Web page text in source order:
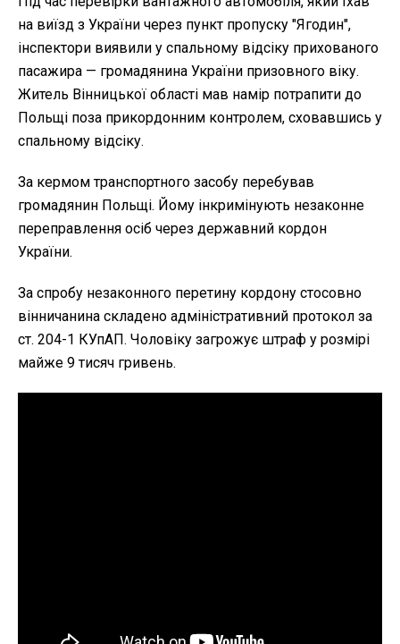
на виїзд з України через пункт пропуску "Ягодин",
інспектори виявили у спальному відсіку прихованого
пасажира — громадянина України призовного віку.
Житель Вінницької області мав намір потрапити до
Польщі поза прикордонним контролем, сховавшись у
спальному відсіку.
За кермом транспортного засобу перебував
громадянин Польщі. Йому інкримінують незаконне
переправлення осіб через державний кордон
України.
За спробу незаконного перетину кордону стосовно
вінничанина складено адміністративний протокол за
ст. 204-1 КУпАП. Чоловіку загрожує штраф у розмірі
майже 9 тисяч гривень.